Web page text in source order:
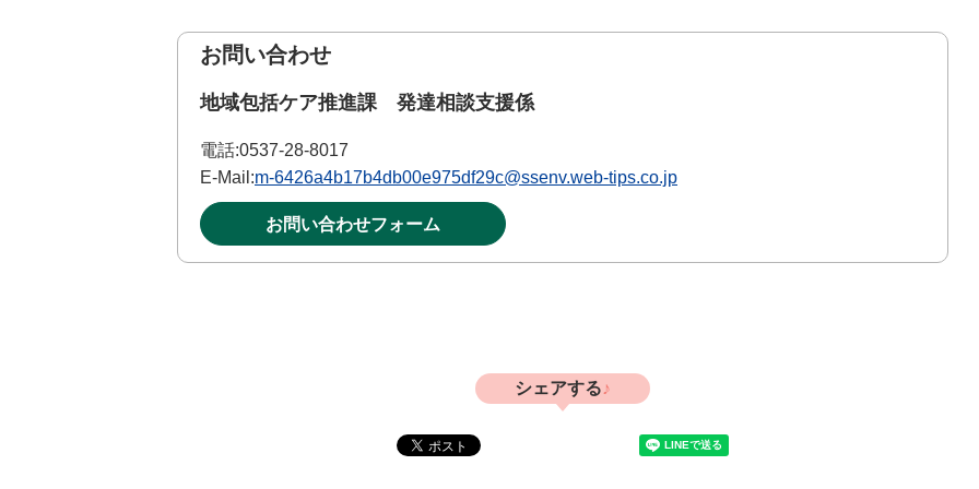
お問い合わせ
地域包括ケア推進課 発達相談支援係
電話:0537-28-8017
E-Mail:m-6426a4b17b4db00e975df29c@ssenv.web-tips.co.jp
お問い合わせフォーム
シェアする